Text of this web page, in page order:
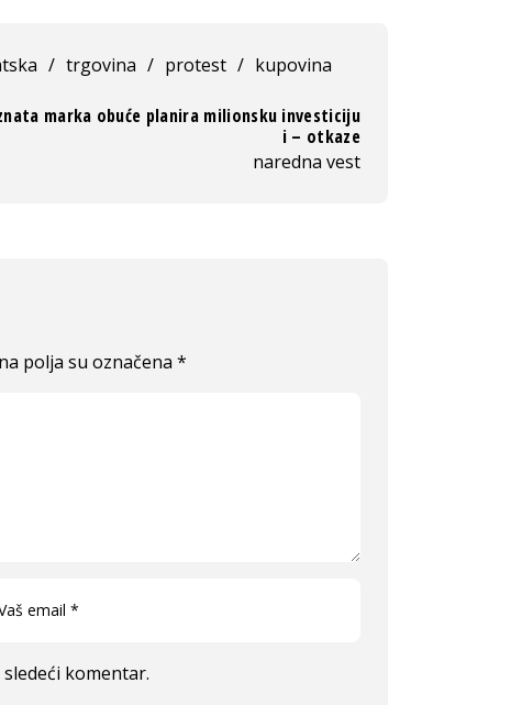
/ trgovina / protest / kupovina
marka obuće planira milionsku investiciju
i – otkaze
naredna vest
polja su označena *
komentar.